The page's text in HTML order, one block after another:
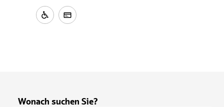
Wonach suchen Sie?